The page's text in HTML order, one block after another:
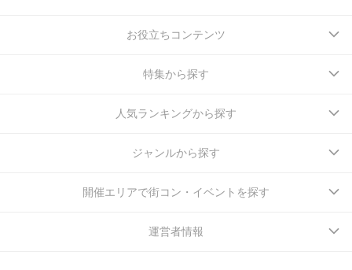
お役立ちコンテンツ
特集から探す
人気ランキングから探す
ジャンルから探す
開催エリアで街コン・イベントを探す
運営者情報